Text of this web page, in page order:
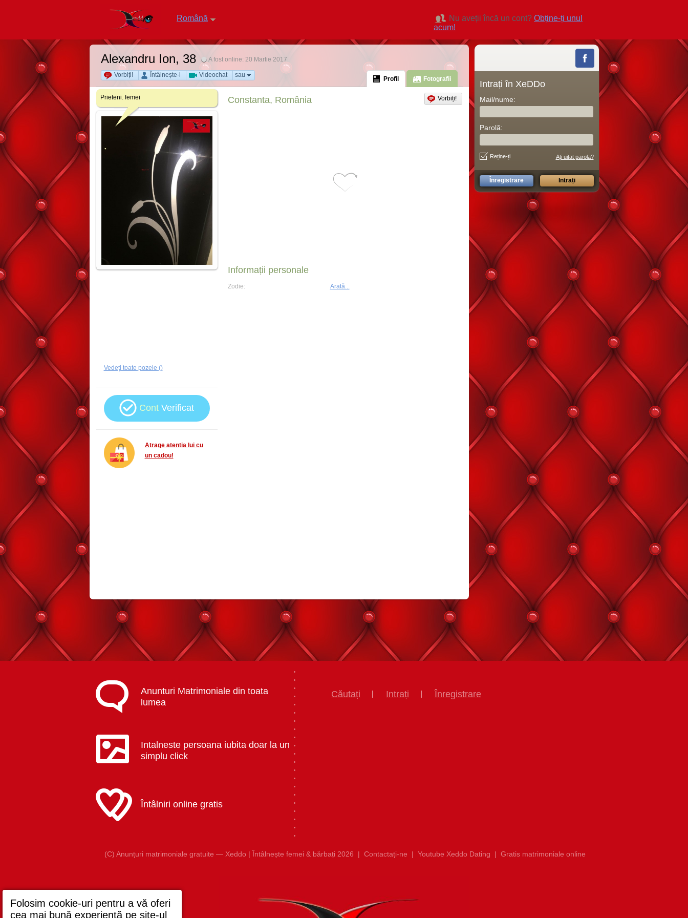
Română Nu aveții încă un cont? Obține-ți unul
acum!
Alexandru Ion, 38 A fost online: 20 Martie 2017
Vorbiți! Întâlnește-l Videochat sau
Profil Fotografii
Prieteni. femei
Vedeţi toate pozele ()
Cont Verificat
Atrage atentia lui cu
un cadou!
Vorbiți!
Constanta, România
Informații personale
Zodie: Arată...
Intrați în XeDDo
Mail/nume:
Parolă:
Reține-ți Ați uitat parola?
Anunturi Matrimoniale din toata
lumea
Intalneste persoana iubita doar la un
simplu click
Întâlniri online gratis
Căutați Intrați Înregistrare
(C) Anunțuri matrimoniale gratuite — Xeddo | Întâlnește femei & bărbați 2026 | Contactați-ne | Youtube Xeddo Dating | Gratis matrimoniale online
Folosim cookie-uri pentru a vă oferi
cea mai bună experiență pe site-ul